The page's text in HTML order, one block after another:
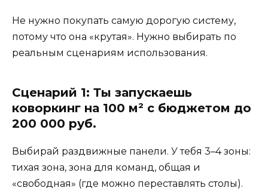
Не нужно покупать самую дорогую систему,
потому что она «крутая». Нужно выбирать по
реальным сценариям использования.
Сценарий 1: Ты запускаешь
коворкинг на 100 м² с бюджетом до
200 000 руб.
Выбирай раздвижные панели. У тебя 3–4 зоны:
тихая зона, зона для команд, общая и
«свободная» (где можно переставлять столы).